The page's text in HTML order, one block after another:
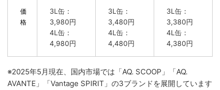
価
格
3L缶：
3,980円
4L缶：
4,980円
3L缶：
3,480円
4L缶：
4,480円
3L缶：
3,380円
4L缶：
4,380円
※2025年5月現在、国内市場では「AQ. SCOOP」「AQ.
AVANTE」「Vantage SPIRIT」の3ブランドを展開しています